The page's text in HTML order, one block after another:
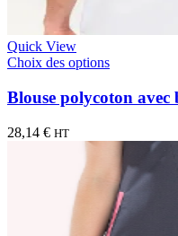
Quick View
Choix des options
Blouse polycoton avec
28,14 € HT